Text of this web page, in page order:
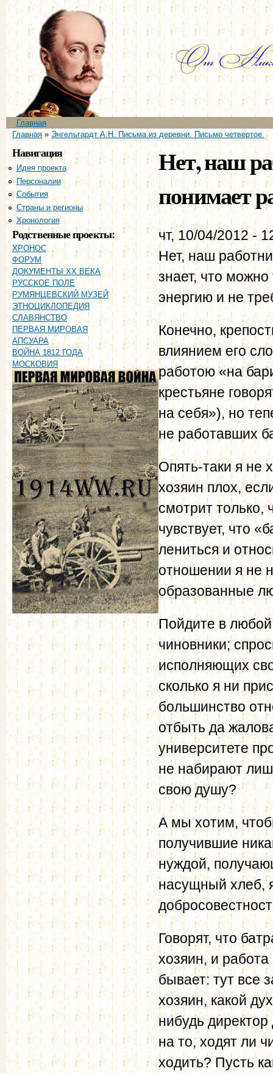
Главное меню
Главная
Вы здесь
Главная» Энгельгардт А.Н. Письма из деревни. Письмо четвертое.
Навигация
Идея проекта
Персоналии
События
Страны и регионы
Хронология
Родственные проекты:
ХРОНОС
ФОРУМ
ДОКУМЕНТЫ XX ВЕКА
РУССКОЕ ПОЛЕ
РУМЯНЦЕВСКИЙ МУЗЕЙ
ЭТНОЦИКЛОПЕДИЯ
СЛАВЯНСТВО
ПЕРВАЯ МИРОВАЯ
АПСУАРА
ВОЙНА 1812 ГОДА
МОСКОВИЯ
Нет, наш
понимает
чт, 10/04/2012 -
Нет, наш
знает, что можно
энергию и не
Конечно,
влиянием его
работою «на
крестьяне
на себя»), но
не работавших
Опять-таки я не
хозяин плох,
смотрит только,
чувствует, что
лениться и
отношении я не
образованные
Пойдите в любой
чиновники;
исполняющих
сколько я ни
большинство
отбыть да
университете
не набирают
свою душу?
А мы хотим,
получившие
нуждой,
насущный хлеб,
Говорят, что
хозяин, и
бывает: тут все
хозяин, какой
нибудь
на то, ходят ли
ходить? Пусть